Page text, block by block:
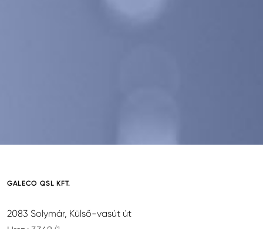
GALECO QSL KFT.
2083 Solymár, Külső-vasút út